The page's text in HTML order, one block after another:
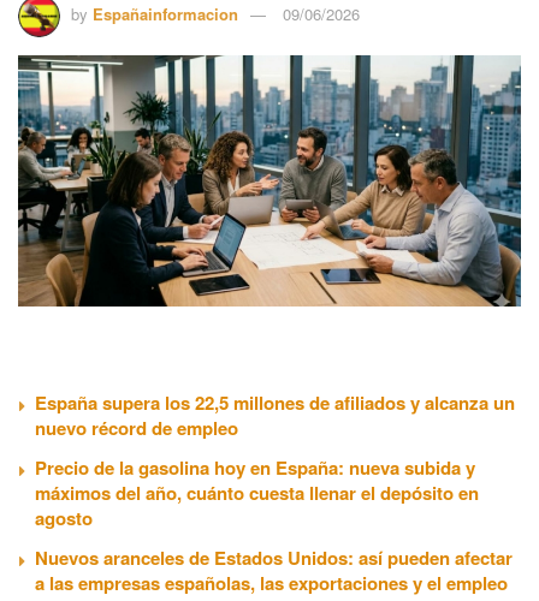
by Españainformacion 09/06/2026
España supera los 22,5 millones de afiliados y alcanza un
nuevo récord de empleo
Precio de la gasolina hoy en España: nueva subida y
máximos del año, cuánto cuesta llenar el depósito en
agosto
Nuevos aranceles de Estados Unidos: así pueden afectar
a las empresas españolas, las exportaciones y el empleo